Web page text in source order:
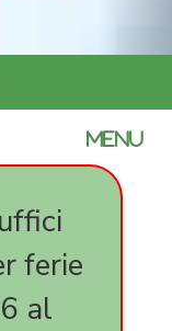
parità
di
MENU
ferie
al